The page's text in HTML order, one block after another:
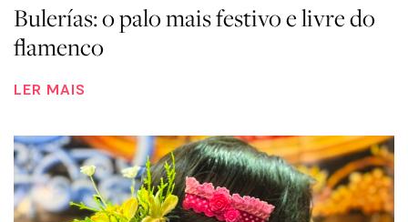
Bulerías: o palo mais festivo e livre do
flamenco
LER MAIS